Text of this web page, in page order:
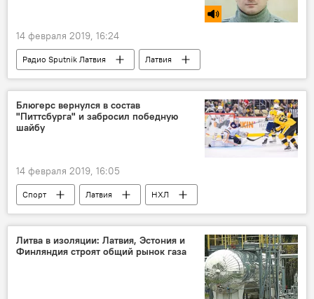
14 февраля 2019, 16:24
Радио Sputnik Латвия
Латвия
Гербертс Цукурс
Холокост
Блюгерс вернулся в состав
"Питтсбурга" и забросил победную
шайбу
14 февраля 2019, 16:05
Спорт Латвия
НХЛ
Теодорс Блюгерс
Литва в изоляции: Латвия, Эстония и
Финляндия строят общий рынок газа